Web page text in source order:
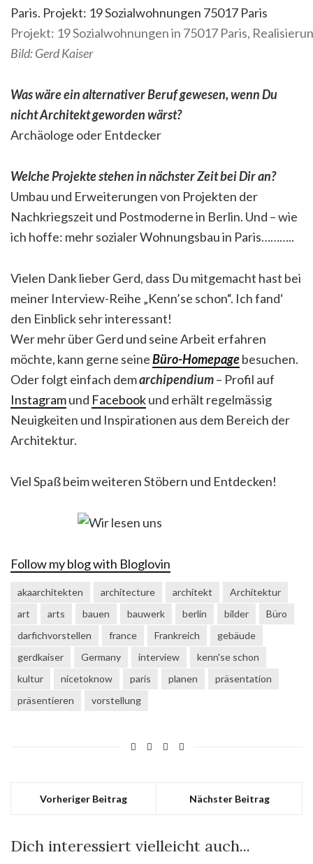
Projekt: 19 Sozialwohnungen in 75017 Paris,
Bild: Gerd Kaiser
Was wäre ein alternativer Beruf gewesen, wenn Du
nicht Architekt geworden wärst?
Archäologe oder Entdecker
Welche Projekte stehen in nächster Zeit bei Dir an?
Umbau und Erweiterungen von Projekten der
Nachkriegszeit und Postmoderne in Berlin. Und – wie
ich hoffe: mehr sozialer Wohnungsbau in Paris………..
Vielen Dank lieber Gerd, dass Du mitgemacht hast bei
meiner Interview-Reihe „Kenn’se schon“. Ich fand‘
den Einblick sehr interessant!
Wer mehr über Gerd und seine Arbeit erfahren
möchte, kann gerne seineBüro-Homepagebesuchen.
Oder folgt einfach demarchipendium– Profil auf
Instagramund Facebookund erhält regelmässig
Neuigkeiten und Inspirationen aus dem Bereich der
Architektur.
Viel Spaß beim weiteren Stöbern und Entdecken!
Follow my blog with Bloglovin
akaarchitekten architecture architekt
Architektur
art
arts bauen bauwerk berlin bilder
Büro
darfichvorstellen
france Frankreich
gebäude
gerdkaiser
Germany interview
kenn'se schon
kultur
nicetoknow paris planen
präsentation
präsentieren
vorstellung
Vorheriger Beitrag Nächster Beitrag
Dich interessiert vielleicht auch...